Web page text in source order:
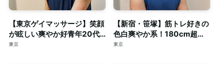
【東京ゲイマッサージ】笑顔
が眩しい爽やか好青年20代
スマート体型セラピスト◎清
東京
【新宿・笹塚】筋トレ好きの
色白爽やか系！180cm超え
の長身・がっちり体型セラピ
東京